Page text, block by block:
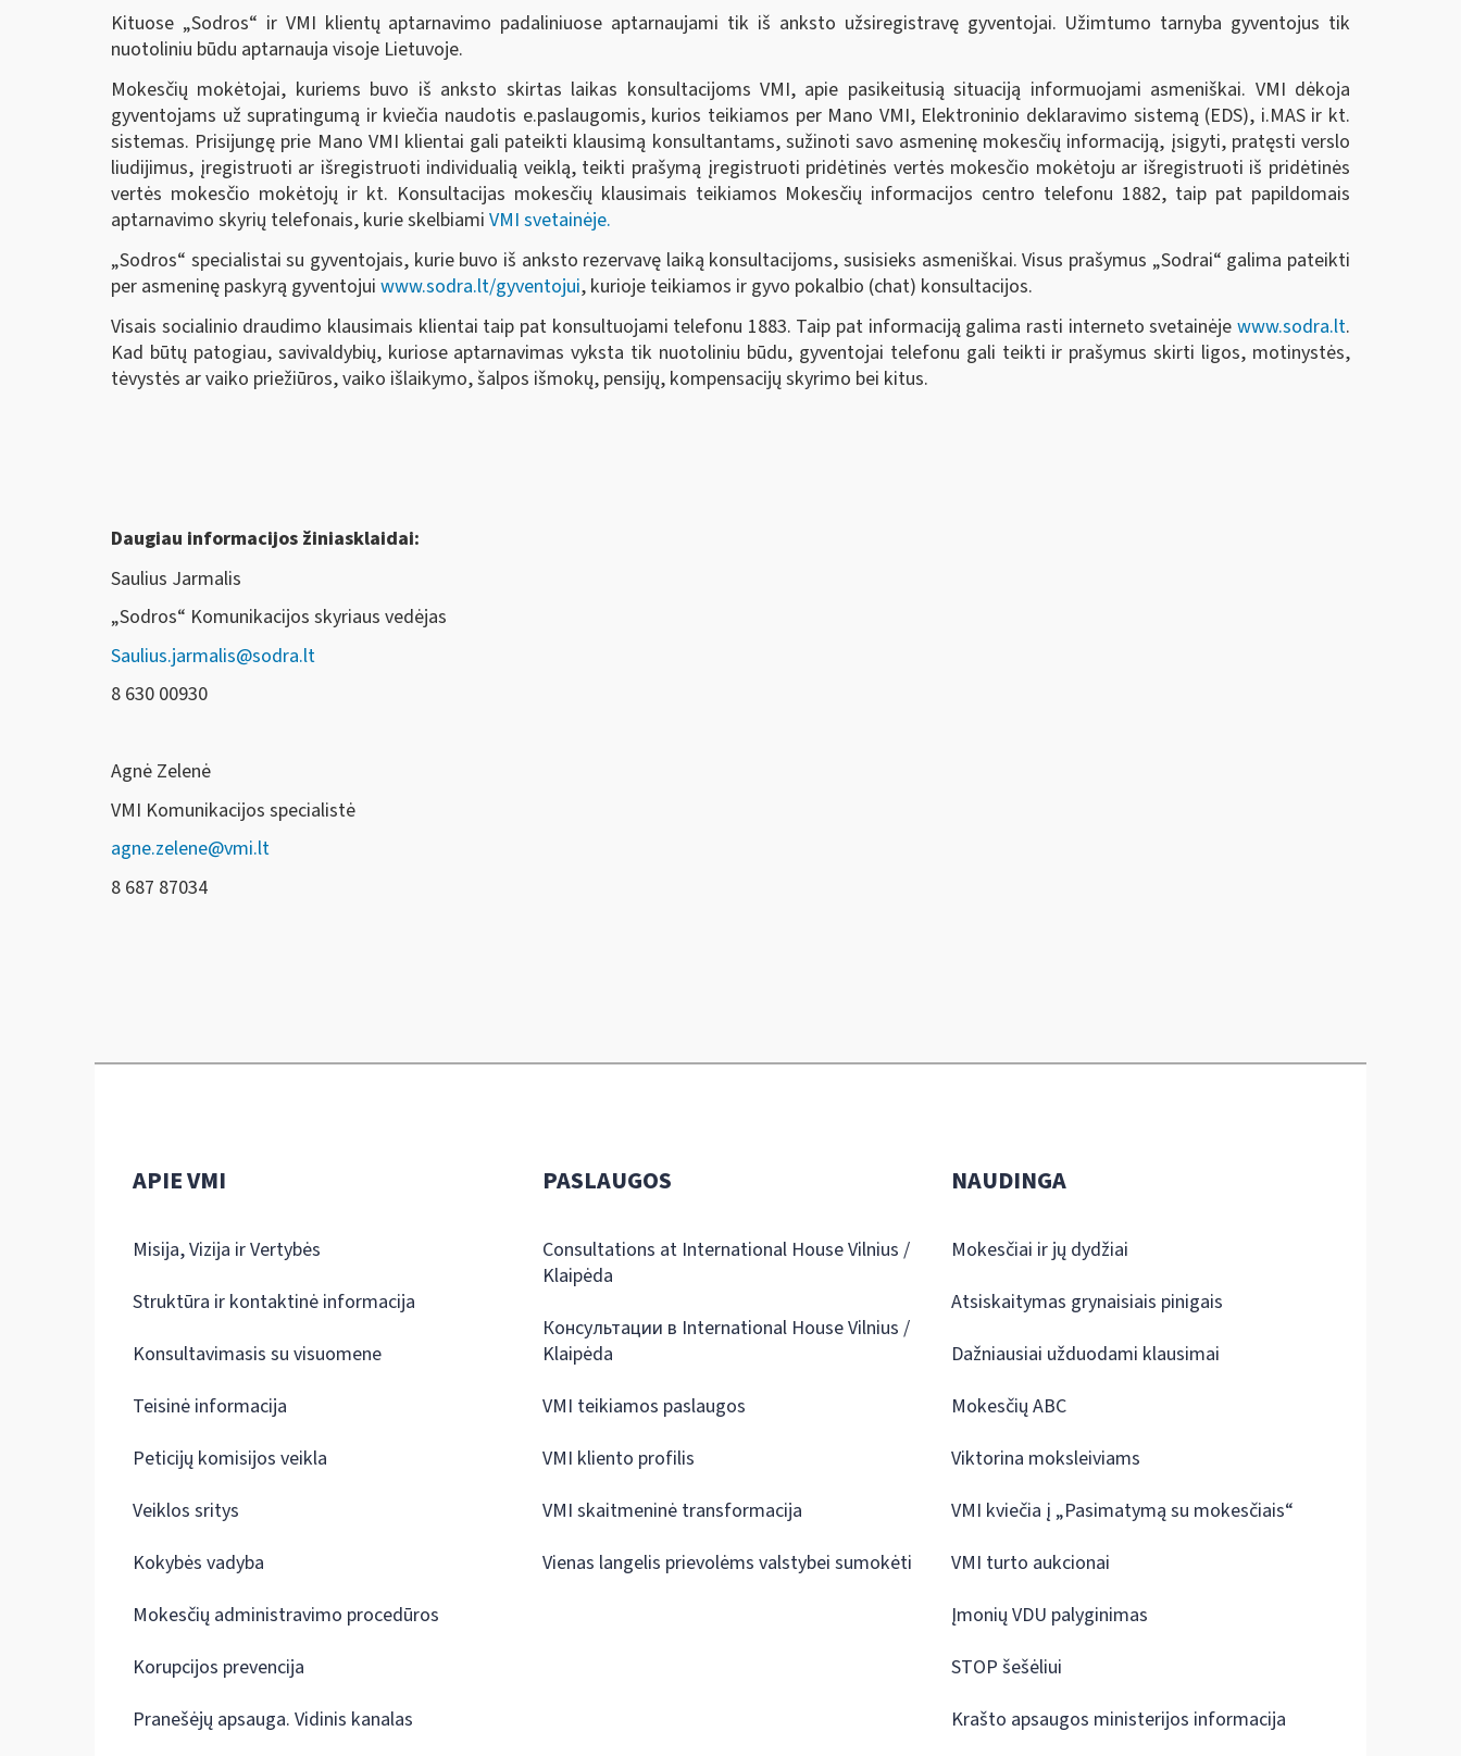
Kituose „Sodros“ ir VMI klientų aptarnavimo padaliniuose aptarnaujami tik iš anksto užsiregistravę gyventojai. Užimtumo tarnyba gyventojus tik
nuotoliniu būdu aptarnauja visoje Lietuvoje.
Mokesčių mokėtojai, kuriems buvo iš anksto skirtas laikas konsultacijoms VMI, apie pasikeitusią situaciją informuojami asmeniškai. VMI dėkoja
gyventojams už supratingumą ir kviečia naudotis e.paslaugomis, kurios teikiamos per Mano VMI, Elektroninio deklaravimo sistemą (EDS), i.MAS ir kt.
sistemas. Prisijungę prie Mano VMI klientai gali pateikti klausimą konsultantams, sužinoti savo asmeninę mokesčių informaciją, įsigyti, pratęsti verslo
liudijimus, įregistruoti ar išregistruoti individualią veiklą, teikti prašymą įregistruoti pridėtinės vertės mokesčio mokėtoju ar išregistruoti iš pridėtinės
vertės mokesčio mokėtojų ir kt. Konsultacijas mokesčių klausimais teikiamos Mokesčių informacijos centro telefonu 1882, taip pat papildomais
aptarnavimo skyrių telefonais, kurie skelbiami VMI svetainėje.
„Sodros“ specialistai su gyventojais, kurie buvo iš anksto rezervavę laiką konsultacijoms, susisieks asmeniškai. Visus prašymus „Sodrai“ galima pateikti
per asmeninę paskyrą gyventojui www.sodra.lt/gyventojui, kurioje teikiamos ir gyvo pokalbio (chat) konsultacijos.
Visais socialinio draudimo klausimais klientai taip pat konsultuojami telefonu 1883. Taip pat informaciją galima rasti interneto svetainėje www.sodra.lt.
Kad būtų patogiau, savivaldybių, kuriose aptarnavimas vyksta tik nuotoliniu būdu, gyventojai telefonu gali teikti ir prašymus skirti ligos, motinystės,
tėvystės ar vaiko priežiūros, vaiko išlaikymo, šalpos išmokų, pensijų, kompensacijų skyrimo bei kitus.
Daugiau informacijos žiniasklaidai:
Saulius Jarmalis
„Sodros“ Komunikacijos skyriaus vedėjas
Saulius.jarmalis@sodra.lt
8 630 00930
Agnė Zelenė
VMI Komunikacijos specialistė
agne.zelene@vmi.lt
8 687 87034
APIE VMI
Misija, Vizija ir Vertybės
Struktūra ir kontaktinė informacija
Konsultavimasis su visuomene
Teisinė informacija
Peticijų komisijos veikla
Veiklos sritys
Kokybės vadyba
Mokesčių administravimo procedūros
Korupcijos prevencija
Pranešėjų apsauga. Vidinis kanalas
PASLAUGOS
Consultations at International House Vilnius /
Klaipėda
Консультации в International House Vilnius /
Klaipėda
VMI teikiamos paslaugos
VMI kliento profilis
VMI skaitmeninė transformacija
Vienas langelis prievolėms valstybei sumokėti
NAUDINGA
Mokesčiai ir jų dydžiai
Atsiskaitymas grynaisiais pinigais
Dažniausiai užduodami klausimai
Mokesčių ABC
Viktorina moksleiviams
VMI kviečia į „Pasimatymą su mokesčiais“
VMI turto aukcionai
Įmonių VDU palyginimas
STOP šešėliui
Krašto apsaugos ministerijos informacija